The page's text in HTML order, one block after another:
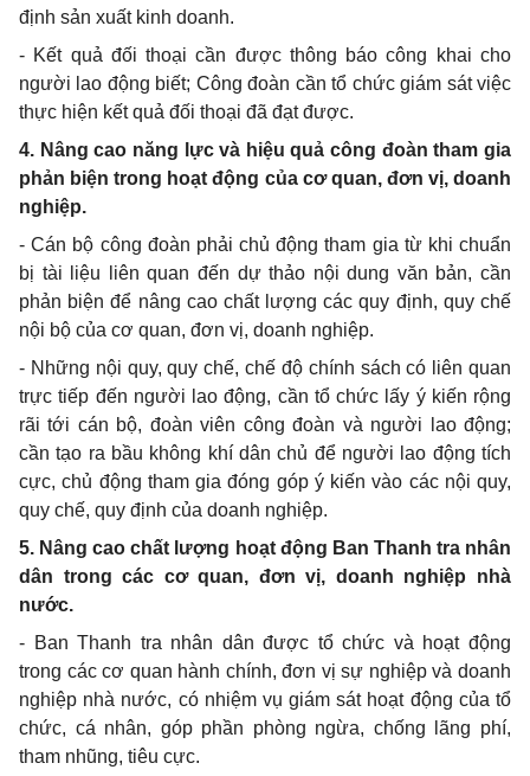
định sản xuất kinh doanh.
- Kết quả đối thoại cần được thông báo công khai cho
người lao động biết; Công đoàn cần tổ chức giám sát việc
thực hiện kết quả đối thoại đã đạt được.
4. Nâng cao năng lực và hiệu quả công đoàn tham gia
phản biện trong hoạt động của cơ quan, đơn vị, doanh
nghiệp.
- Cán bộ công đoàn phải chủ động tham gia từ khi chuẩn
bị tài liệu liên quan đến dự thảo nội dung văn bản, cần
phản biện để nâng cao chất lượng các quy định, quy chế
nội bộ của cơ quan, đơn vị, doanh nghiệp.
- Những nội quy, quy chế, chế độ chính sách có liên quan
trực tiếp đến người lao động, cần tổ chức lấy ý kiến rộng
rãi tới cán bộ, đoàn viên công đoàn và người lao động;
cần tạo ra bầu không khí dân chủ để người lao động tích
cực, chủ động tham gia đóng góp ý kiến vào các nội quy,
quy chế, quy định của doanh nghiệp.
5. Nâng cao chất lượng hoạt động Ban Thanh tra nhân
dân trong các cơ quan, đơn vị, doanh nghiệp n hà
nước.
- Ban Thanh tra nhân dân được tổ chức và hoạt động
trong các cơ quan hành chính, đơn vị sự nghiệp và doanh
nghiệp nhà nước, có nhiệm vụ giám sát hoạt động của tổ
chức, cá nhân, góp phần phòng ngừa, chống lãng phí,
tham nhũng, tiêu cực.